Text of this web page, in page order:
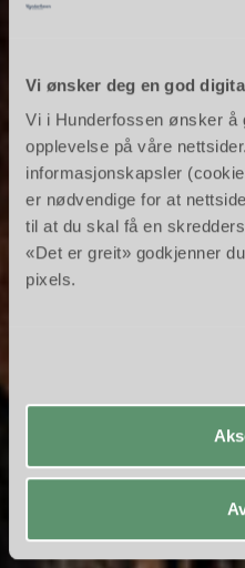
Vi ønsker deg en god
Vi i Hunderfossen ønsker å
opplevelse på våre
informasjonskapsler
er nødvendige for at
til at du skal få en
«Det er greit» godkjenner
pixels.